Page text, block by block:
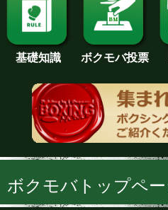
基礎知識 ボクモバ投票
ボクモバトップペ